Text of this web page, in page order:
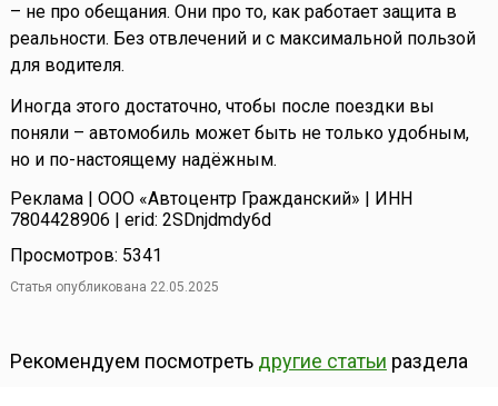
– не про обещания. Они про то, как работает защита в
реальности. Без отвлечений и с максимальной пользой
для водителя.
Иногда этого достаточно, чтобы после поездки вы
поняли – автомобиль может быть не только удобным,
но и по-настоящему надёжным.
Реклама | ООО «Автоцентр Гражданский» | ИНН
7804428906 | erid: 2SDnjdmdy6d
Просмотров: 5341
Статья опубликована 22.05.2025
Рекомендуем посмотреть другие статьи раздела